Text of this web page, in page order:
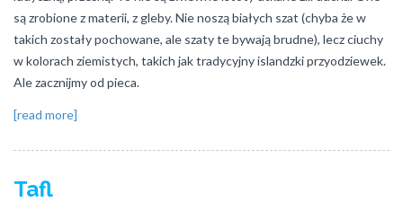
są zrobione z materii, z gleby. Nie noszą białych szat (chyba że w
takich zostały pochowane, ale szaty te bywają brudne), lecz ciuchy
w kolorach ziemistych, takich jak tradycyjny islandzki przyodziewek.
Ale zacznijmy od pieca.
[read more]
Tafl